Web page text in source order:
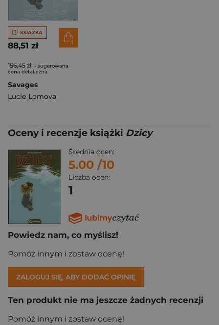
KSIĄŻKA
88,51 zł
156,45 zł - sugerowana
cena detaliczna
Savages
Lucie Lomova
Oceny i recenzje książki Dzicy
Średnia ocen:
5.00 /10
Liczba ocen:
1
Powiedz nam, co myślisz!
Pomóż innym i zostaw ocenę!
ZALOGUJ SIĘ, ABY DODAĆ OPINIĘ
Ten produkt nie ma jeszcze żadnych recenzji
Pomóż innym i zostaw ocenę!